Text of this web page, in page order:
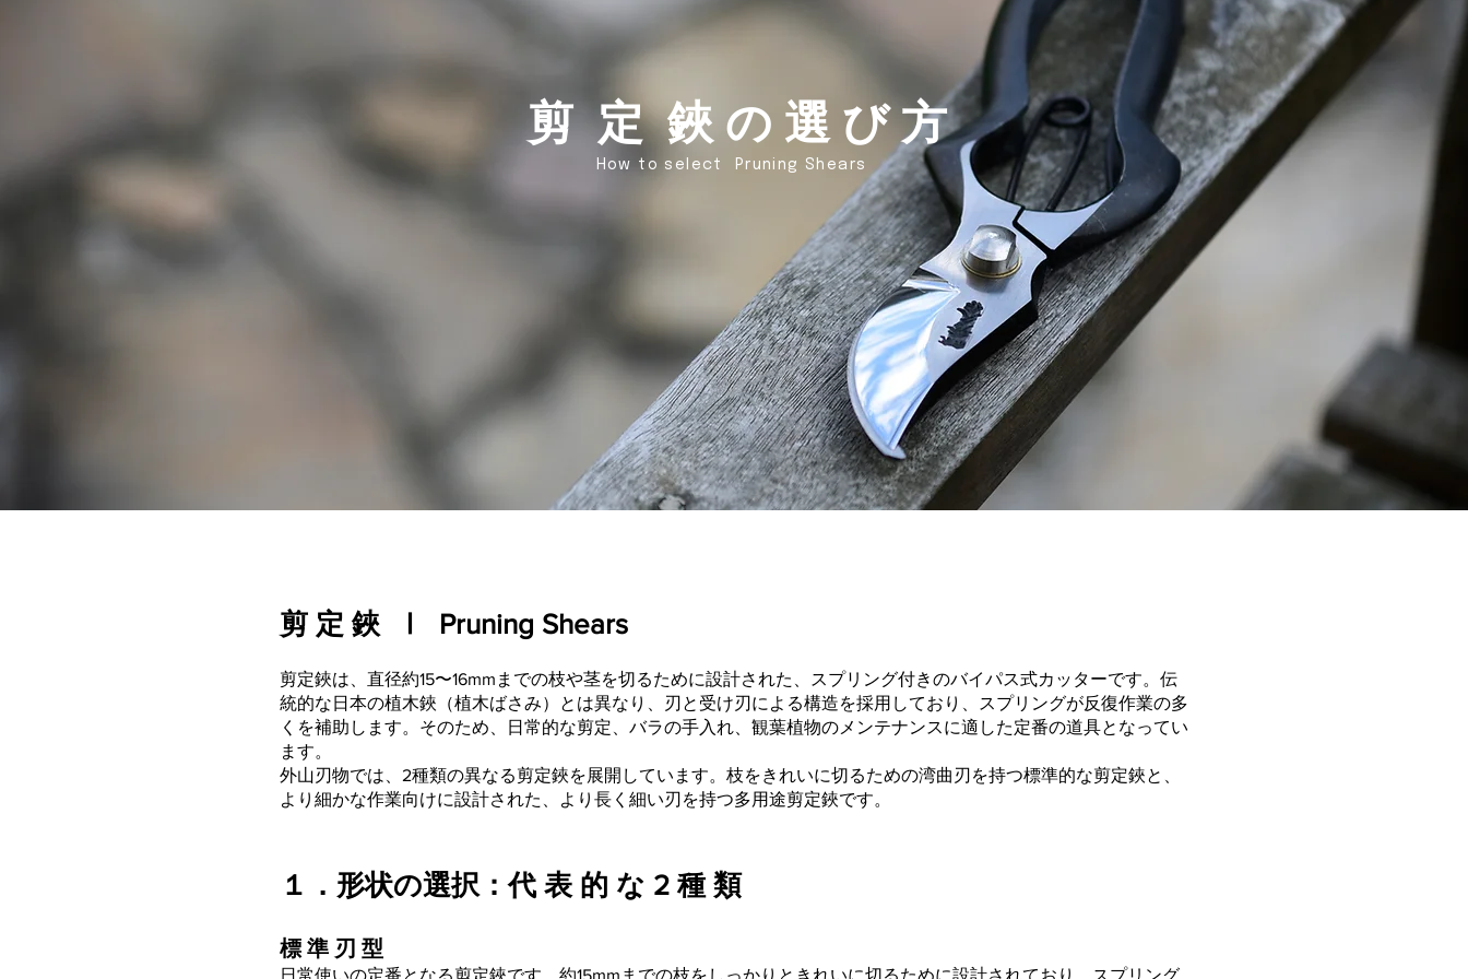
​剪 定 鋏 の 選 び 方
How to select Pruning Shears
剪 定 鋏 Ⅰ Pruning Shears
剪定鋏は、直径約15〜16mmまでの枝や茎を切るために設計された、スプリング付きのバイパス式カッターです。伝
統的な日本の植木鋏（植木ばさみ）とは異なり、刃と受け刃による構造を採用しており、スプリングが反復作業の多
くを補助します。そのため、日常的な剪定、バラの手入れ、観葉植物のメンテナンスに適した定番の道具となってい
ます。
外山刃物では、2種類の異なる剪定鋏を展開しています。枝をきれいに切るための湾曲刃を持つ標準的な剪定鋏と、
より細かな作業向けに設計された、より長く細い刃を持つ多用途剪定鋏です。
１．形状の選択：代 表 的 な 2 種 類
標 準 刃 型
日常使いの定番となる剪定鋏です。約15mmまでの枝をしっかりときれいに切るために設計されており、スプリング